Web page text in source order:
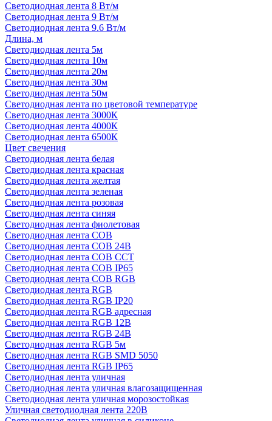
Светодиодная лента 8 Вт/м
Светодиодная лента 9 Вт/м
Светодиодная лента 9.6 Вт/м
Длина, м
Светодиодная лента 5м
Светодиодная лента 10м
Светодиодная лента 20м
Светодиодная лента 30м
Светодиодная лента 50м
Светодиодная лента по цветовой температуре
Светодиодная лента 3000К
Светодиодная лента 4000К
Светодиодная лента 6500К
Цвет свечения
Светодиодная лента белая
Светодиодная лента красная
Светодиодная лента желтая
Светодиодная лента зеленая
Светодиодная лента розовая
Светодиодная лента синяя
Светодиодная лента фиолетовая
Светодиодная лента COB
Светодиодная лента COB 24В
Светодиодная лента COB CCT
Светодиодная лента COB IP65
Светодиодная лента COB RGB
Светодиодная лента RGB
Светодиодная лента RGB IP20
Светодиодная лента RGB адресная
Светодиодная лента RGB 12В
Светодиодная лента RGB 24В
Светодиодная лента RGB 5м
Светодиодная лента RGB SMD 5050
Светодиодная лента RGB IP65
Светодиодная лента уличная
Светодиодная лента уличная влагозащищенная
Светодиодная лента уличная морозостойкая
Уличная светодиодная лента 220В